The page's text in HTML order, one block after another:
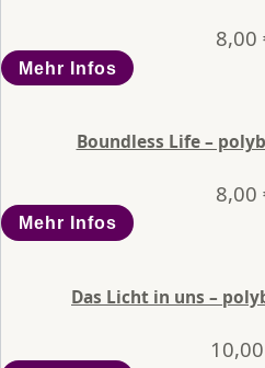
8,00
Mehr Infos
Boundless Life –
8,00
Mehr Infos
Das Licht in uns –
10,00